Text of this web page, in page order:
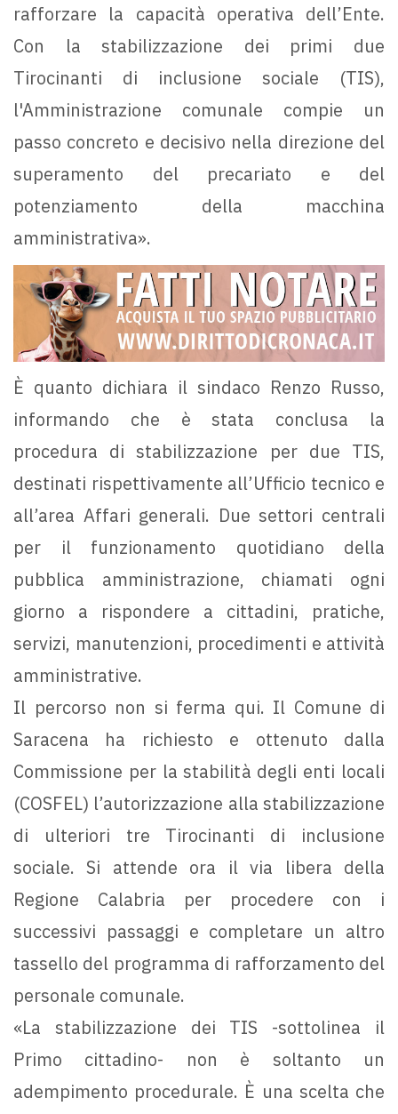
rafforzare la capacità operativa dell’Ente.
Con la stabilizzazione dei primi due
Tirocinanti di inclusione sociale (TIS),
l'Amministrazione comunale compie un
passo concreto e decisivo nella direzione del
superamento del precariato e del
potenziamento della macchina
amministrativa».
È quanto dichiara il sindaco Renzo Russo,
informando che è stata conclusa la
procedura di stabilizzazione per due TIS,
destinati rispettivamente all’Ufficio tecnico e
all’area Affari generali. Due settori centrali
per il funzionamento quotidiano della
pubblica amministrazione, chiamati ogni
giorno a rispondere a cittadini, pratiche,
servizi, manutenzioni, procedimenti e attività
amministrative.
Il percorso non si ferma qui. Il Comune di
Saracena ha richiesto e ottenuto dalla
Commissione per la stabilità degli enti locali
(COSFEL) l’autorizzazione alla stabilizzazione
di ulteriori tre Tirocinanti di inclusione
sociale. Si attende ora il via libera della
Regione Calabria per procedere con i
successivi passaggi e completare un altro
tassello del programma di rafforzamento del
personale comunale.
«La stabilizzazione dei TIS -sottolinea il
Primo cittadino- non è soltanto un
adempimento procedurale. È una scelta che